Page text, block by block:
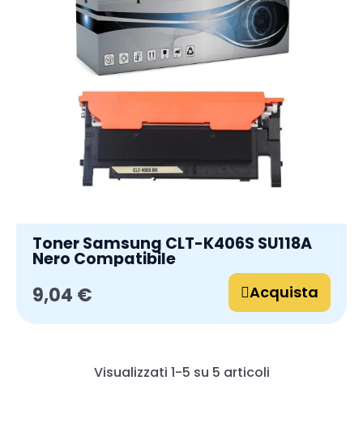
Toner Samsung CLT-K406S SU118A
Nero Compatibile
9,04 € Acquista
Visualizzati 1-5 su 5 articoli